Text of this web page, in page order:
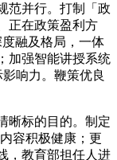
范并行。打制「政
正在政策盈利方
融及格局，一体
加强智能讲授系统
响力。鞭策优良
标的目的。制定
容积极健康；更
，教育部担任人进